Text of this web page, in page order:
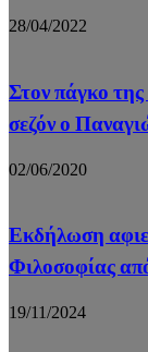
28/04/2022
Στον πάγκο
σεζόν ο
02/06/2020
Εκδήλωση
Φιλοσοφίας
19/11/2024